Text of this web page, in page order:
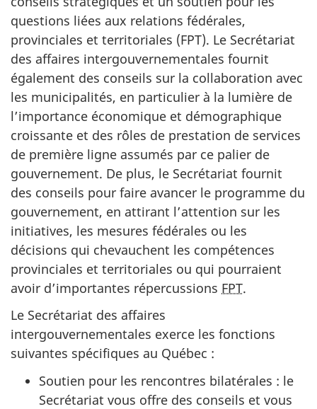
questions liées aux relations fédérales,
provinciales et territoriales (FPT). Le Secrétariat
des affaires intergouvernementales fournit
également des conseils sur la collaboration avec
les municipalités, en particulier à la lumière de
l’importance économique et démographique
croissante et des rôles de prestation de services
de première ligne assumés par ce palier de
gouvernement. De plus, le Secrétariat fournit
des conseils pour faire avancer le programme du
gouvernement, en attirant l’attention sur les
initiatives, les mesures fédérales ou les
décisions qui chevauchent les compétences
provinciales et territoriales ou qui pourraient
avoir d’importantes répercussions FPT.
Le Secrétariat des affaires
intergouvernementales exerce les fonctions
suivantes spécifiques au Québec :
Soutien pour les rencontres bilatérales : le
Secrétariat vous offre des conseils et vous